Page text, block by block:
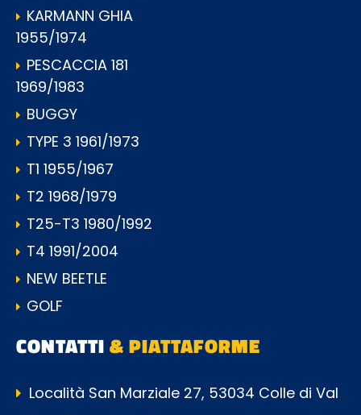
KARMANN GHIA
1955/1974
PESCACCIA 181
1969/1983
BUGGY
TYPE 3 1961/1973
T1 1955/1967
T2 1968/1979
T25-T3 1980/1992
T4 1991/2004
NEW BEETLE
GOLF
CONTATTI& PIATTAFORME
Località San Marziale 27, 53034 Colle di Val